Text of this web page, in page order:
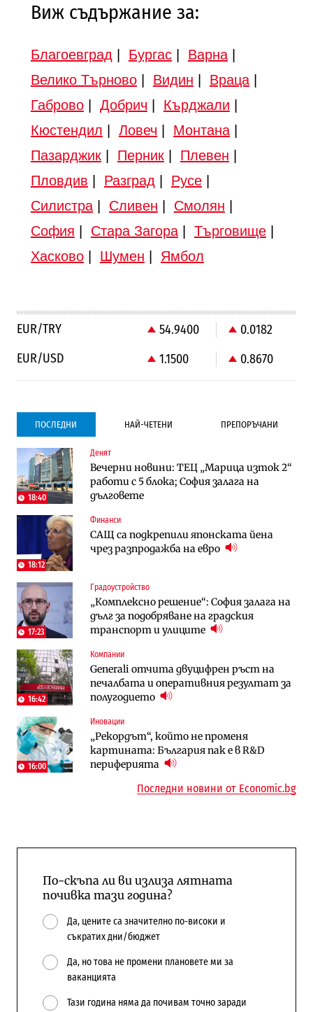
Виж съдържание за:
Благоевград Бургас| Варна|
Велико Търново| Видин Враца|
Габрово| Добрич Кърджали
Кюстендил
Ловеч Монтана|
Пазарджик| Перник| Плевен
Пловдив
Разград Русе|
Силистра| Сливен Смолян
София
Стара Загора| Търговище|
Хасково| Шумен Ямбол
EUR/TRY 54.9400
0.0182
EUR/USD
1.1500 0.8670
ПОСЛЕДНИ НАЙ-ЧЕТЕНИ ПРЕПОРЪЧАНИ
18:40
Денят
Вечерни новини: ТЕЦ „Марица изток 2“
работи с 5 блока; София залага на
дълговете
18:12
Финанси
САЩ са подкрепили японската йена
чрез разпродажба на евро
17:23
Градоустройство
„Комплексно решение“: София залага на
дълг за подобряване на градския
транспорт и улиците
16:42
Компании
Generali отчита двуцифрен ръст на
печалбата и оперативния резултат за
полугодието
16:00
Иновации
„Рекордът“, който не променя
картината: България пак е в R&D
периферията
Градоустройство
Столична община избра изпълнител за
преместването на трамвайното
трасе по бул. „Скобелев“
Компании
Vivacom предлага над 150 устройства с
90% отстъпка през август
Енергетика
АЕЦ „Козлодуй“ ще работи само още
няколко седмици, ако сушата продължи
Digi&AI
Трафикът толкова е намалял, че големи
медии обмислят да се откажат
напълно от Google
Компании
„Ендуросат“ ще строи огромен
космически и отбранителен център в
Доброславци
Компании
Vivacom предлага над 150 устройства с
90% отстъпка през август
To:know
Последни дни с обозначаване на цените
в лева: Какво предстои?
Градоустройство
Столична община избра изпълнител за
преместването на трамвайното
трасе по бул. „Скобелев“
Компании
„Ендуросат“ ще строи огромен
космически и отбранителен център в
Доброславци
10:12
Енергетика
Държавният ТЕЦ „Марица изток 2“
работи с 5 блока
Последни новини от Economic.bg
По-скъпа ли ви излиза лятната
почивка тази година?
Да, цените са значително по-високи и
съкратих дни/бюджет
Да, но това не промени плановете ми за
ваканцията
Тази година няма да почивам точно заради